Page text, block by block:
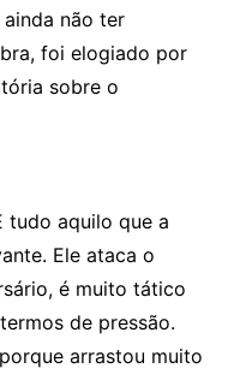
não ter
foi elogiado por
sobre o
tudo aquilo que a
Ele ataca o
é muito tático
de pressão.
arrastou muito